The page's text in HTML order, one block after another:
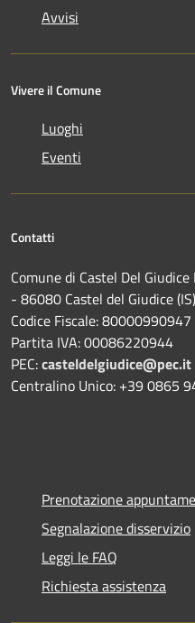
Avvisi
Vivere il Comune
Luoghi
Eventi
Contatti
Comune di Castel Del
- 86080 Castel del Giudice (IS)
Codice Fiscale: 80000990947
Partita IVA: 00086220944
PEC:casteldelgiudice@pec.it
Centralino Unico: +39 0865
Prenotazione
Segnalazione disservizio
Leggi le FAQ
Richiesta assistenza